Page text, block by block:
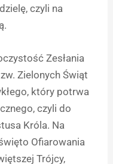
czyli na
Zesłania
Zielonych Świąt
który potrwa
czyli do
Króla. Na
Ofiarowania
Trójcy,